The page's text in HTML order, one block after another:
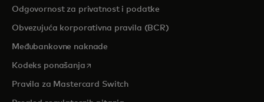
Odgovornost za privatnost i podatke
Obvezujuća korporativna pravila (BCR)
Međubankovne naknade
Kodeks ponašanjaopens in a new tab
Pravila za Mastercard Switch